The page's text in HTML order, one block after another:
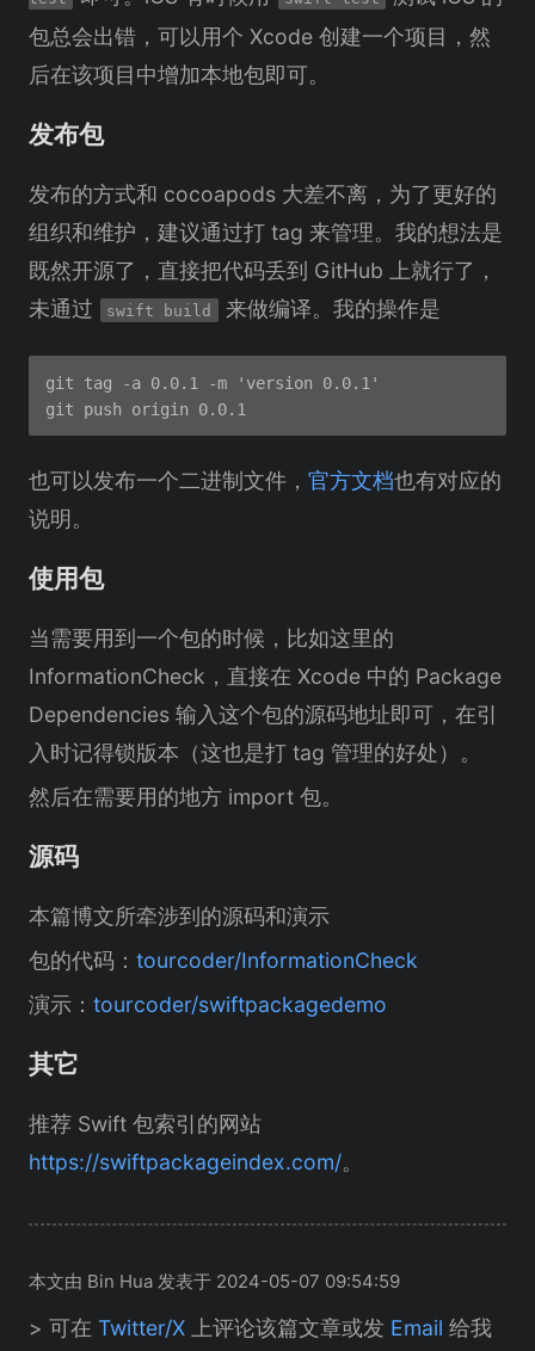
包总会出错，可以用个 Xcode 创建一个项目，然
后在该项目中增加本地包即可。
发布包
发布的方式和 cocoapods 大差不离，为了更好的
组织和维护，建议通过打 tag 来管理。我的想法是
既然开源了，直接把代码丢到 GitHub 上就行了，
未通过
swift build 来做编译。我的操作是
git tag -a 0.0.1 -m 'version 0.0.1'
也可以发布一个二进制文件， 官方文档也有对应的
说明。
使用包
当需要用到一个包的时候，比如这里的
InformationCheck，直接在 Xcode 中的 Package
Dependencies 输入这个包的源码地址即可，在引
入时记得锁版本（这也是打 tag 管理的好处）。
然后在需要用的地方 import 包。
源码
本篇博文所牵涉到的源码和演示
包的代码： tourcoder/InformationCheck
演示： tourcoder/swiftpackagedemo
其它
推荐 Swift 包索引的网站
https://swiftpackageindex.com/。
本文由 Bin Hua 发表于 2024-05-07 09:54:59
> 可在 Twitter/X 上评论该篇文章或发 Email 给我